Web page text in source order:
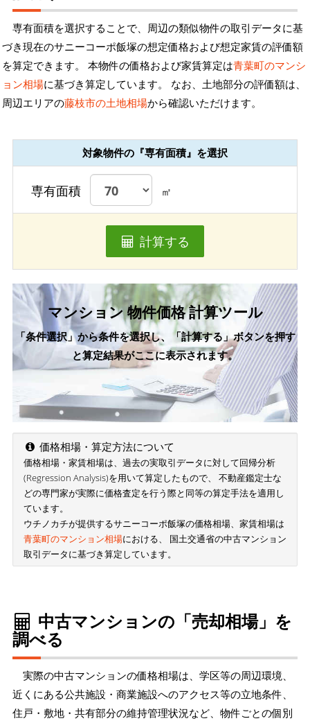
専有面積を選択することで、周辺の類似物件の取引データに基
づき現在のサニーコーポ飯塚の想定価格および想定家賃の評価額
を算定できます。 本物件の価格および家賃算定は青葉町のマンシ
ョン相場に基づき算定しています。 なお、土地部分の評価額は、
周辺エリアの藤枝市の土地相場から確認いただけます。
対象物件の『専有面積』を選択
専有面積 ㎡
計算する
マンション 物件価格 計算ツール
「条件選択」から条件を選択し、「計算する」ボタンを押す
と算定結果がここに表示されます。
価格相場・算定方法について
価格相場・家賃相場は、過去の実取引データに対して回帰分析
(Regression Analysis)を用いて算定したもので、 不動産鑑定士な
どの専門家が実際に価格査定を行う際と同等の算定手法を適用し
ています。
ウチノカチが提供するサニーコーポ飯塚の価格相場、家賃相場は
青葉町のマンション相場における、 国土交通省の中古マンション
取引データに基づき算定しています。
中古マンションの「売却相場」を
調べる
実際の中古マンションの価格相場は、学区等の周辺環境、
近くにある公共施設・商業施設へのアクセス等の立地条件、
住戸・敷地・共有部分の維持管理状況など、物件ごとの個別